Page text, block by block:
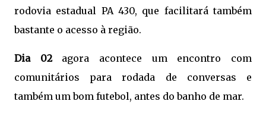
rodovia estadual PA 430, que facilitará também
bastante o acesso à região.
Dia 02agora acontece um encontro com
comunitários para rodada de conversas e
também um bom futebol, antes do banho de mar.